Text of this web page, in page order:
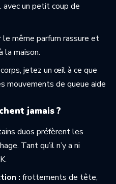
avec un petit coup de
le même parfum rassure et
la maison.
jetez un œil à ce que
mouvements de queue aide
jamais ?
duos préfèrent les
Tant qu’il n’y a ni
: frottements de tête,